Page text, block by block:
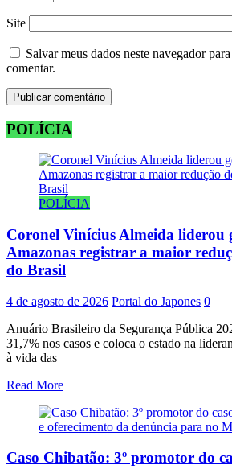
Site
Salvar meus dados neste navegador
comentar.
POLÍCIA
POLÍCIA
Coronel Vinícius Almeida liderou
Amazonas registrar a maior
do Brasil
4 de agosto de 2026 Portal do Japones 0
Anuário Brasileiro da Segurança Pública
31,7% nos casos e coloca o estado na
à vida das
Read More
Caso Chibatão: 3º promotor do